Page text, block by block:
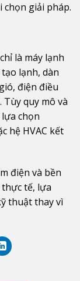
giải pháp.
là máy lạnh
lạnh, dàn
điện điều
Tùy quy mô và
chọn
hệ HVAC kết
điện và bền
tế, lựa
thuật thay vì